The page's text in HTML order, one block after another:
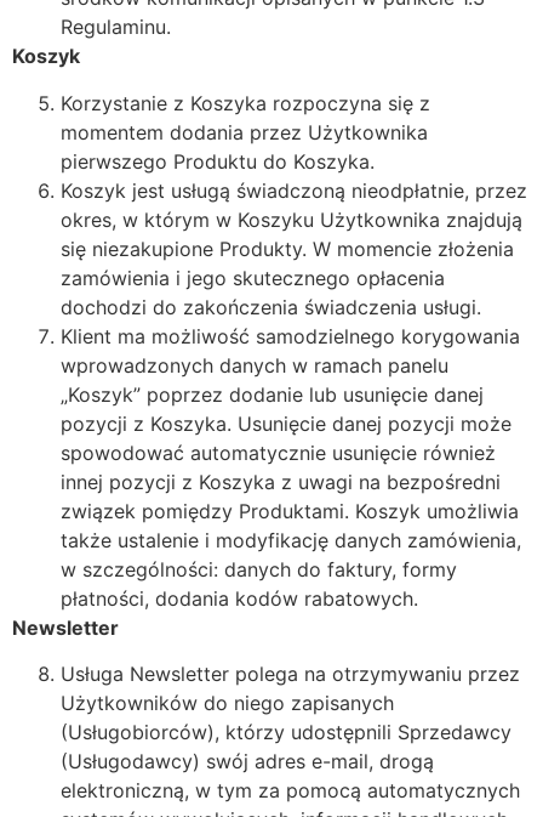
Regulaminu.
Koszyk
Korzystanie z Koszyka rozpoczyna się z
momentem dodania przez Użytkownika
pierwszego Produktu do Koszyka.
Koszyk jest usługą świadczoną nieodpłatnie, przez
okres, w którym w Koszyku Użytkownika znajdują
się niezakupione Produkty. W momencie złożenia
zamówienia i jego skutecznego opłacenia
dochodzi do zakończenia świadczenia usługi.
Klient ma możliwość samodzielnego korygowania
wprowadzonych danych w ramach panelu
„Koszyk” poprzez dodanie lub usunięcie danej
pozycji z Koszyka. Usunięcie danej pozycji może
spowodować automatycznie usunięcie również
innej pozycji z Koszyka z uwagi na bezpośredni
związek pomiędzy Produktami. Koszyk umożliwia
także ustalenie i modyfikację danych zamówienia,
w szczególności: danych do faktury, formy
płatności, dodania kodów rabatowych.
Newsletter
Usługa Newsletter polega na otrzymywaniu przez
Użytkowników do niego zapisanych
(Usługobiorców), którzy udostępnili Sprzedawcy
(Usługodawcy) swój adres e-mail, drogą
elektroniczną, w tym za pomocą automatycznych